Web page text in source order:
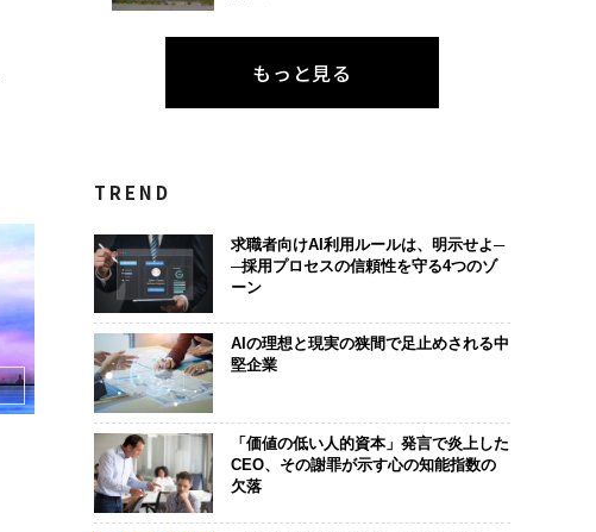
もっと見る
TREND
求職者向けAI利用ルールは、明示せよ─
─採用プロセスの信頼性を守る4つのゾ
ーン
AIの理想と現実の狭間で足止めされる中
堅企業
「価値の低い人的資本」発言で炎上した
CEO、その謝罪が示す心の知能指数の
欠落